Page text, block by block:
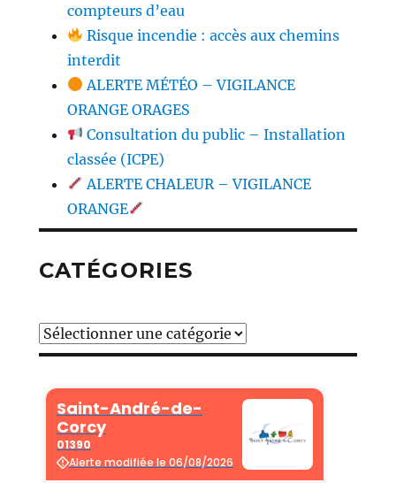
compteurs d’eau
Risque incendie : accès aux chemins
interdit
ALERTE MÉTÉO – VIGILANCE
ORANGE ORAGES
Consultation du public – Installation
classée (ICPE)
ALERTE CHALEUR – VIGILANCE
ORANGE
CATÉGORIES
Catégories